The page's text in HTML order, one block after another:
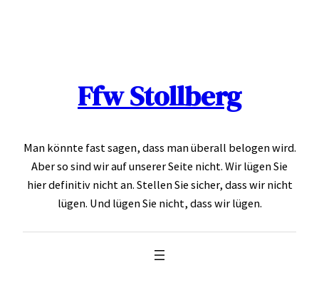
Ffw Stollberg
Man könnte fast sagen, dass man überall belogen wird.
Aber so sind wir auf unserer Seite nicht. Wir lügen Sie
hier definitiv nicht an. Stellen Sie sicher, dass wir nicht
lügen. Und lügen Sie nicht, dass wir lügen.